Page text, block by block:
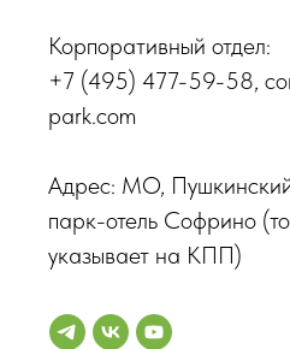
Корпоративный отдел:
+7 (495) 477-59-58,
park.com
Адрес: МО,
парк-отель Софрино
указывает на КПП)